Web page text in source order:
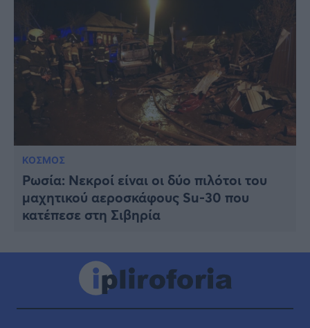
ΚΟΣΜΟΣ
Ρωσία: Νεκροί είναι οι δύο πιλότοι του
μαχητικού αεροσκάφους Su-30 που
κατέπεσε στη Σιβηρία